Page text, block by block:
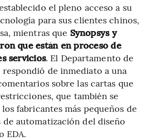
el pleno acceso a su
para sus clientes chinos,
mientras que Synopsys y
que están en proceso de
servicios. El Departamento de
de inmediato a una
sobre las cartas que
que también se
fabricantes más pequeños de
automatización del diseño
EDA.